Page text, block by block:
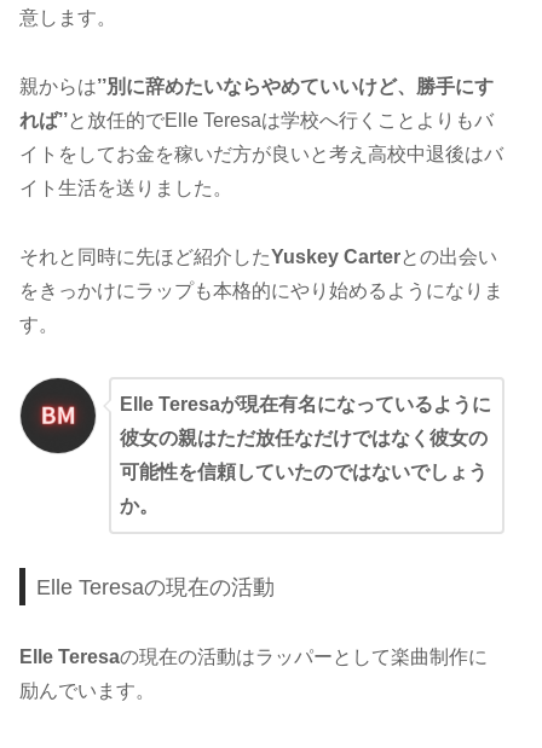
意します。
親からは’’別に辞めたいならやめていいけど、勝手にす
れば’’と放任的でElle Teresaは学校へ行くことよりもバ
イトをしてお金を稼いだ方が良いと考え高校中退後はバ
イト生活を送りました。
それと同時に先ほど紹介したYuskey Carterとの出会い
をきっかけにラップも本格的にやり始めるようになりま
す。
Elle Teresaが現在有名になっているように
彼女の親はただ放任なだけではなく彼女の
可能性を信頼していたのではないでしょう
か。
Elle Teresaの現在の活動
Elle Teresaの現在の活動はラッパーとして楽曲制作に
励んでいます。